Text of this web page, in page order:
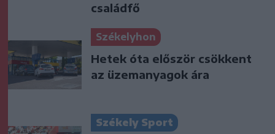
családfő
Székelyhon
Hetek óta először csökkent
az üzemanyagok ára
Székely Sport